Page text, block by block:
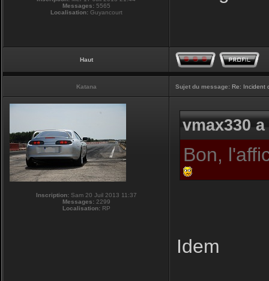
Messages:5565
Localisation:Guyancourt
Haut
Katana Sujet du message: Re: Incident
Inscription:Sam 20 Juil 2013 11:37
Messages:2299
Localisation:RP
vmax330
Bon,
Idem